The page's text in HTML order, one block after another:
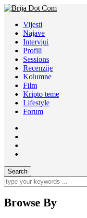
Vijesti
Najave
Intervjui
Profili
Sessions
Recenzije
Kolumne
Film
Kripto teme
Lifestyle
Forum
Browse By